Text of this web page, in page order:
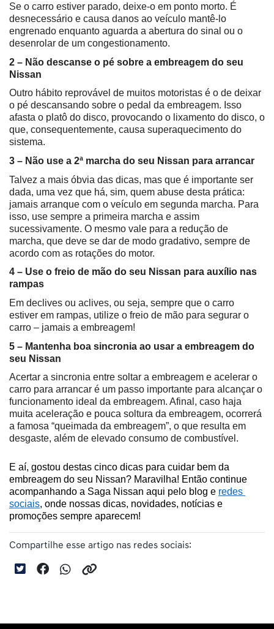
Se o carro estiver parado, deixe-o em ponto morto. É
desnecessário e causa danos ao veículo mantê-lo
engrenado enquanto aguarda a abertura do sinal ou o
desenrolar de um congestionamento.
2 – Não descanse o pé sobre a embreagem do seu
Nissan
Outro hábito reprovável de muitos motoristas é o de deixar
o pé descansando sobre o pedal da embreagem. Isso
afasta o platô do disco, provocando o lixamento do disco, o
que, consequentemente, causa superaquecimento do
sistema.
3 – Não use a 2ª marcha do seu Nissan para arrancar
Talvez a mais óbvia das dicas, mas que é importante ser
dada, uma vez que há, sim, quem abuse desta prática:
jamais arranque com o veículo em segunda marcha. Para
isso, use sempre a primeira marcha e assim
sucessivamente. O mesmo vale para a redução de
marcha, que deve se dar de modo gradativo, sempre de
acordo com as rotações do motor.
4 – Use o freio de mão do seu Nissan para auxílio nas
rampas
Em declives ou aclives, ou seja, sempre que o carro
estiver em rampas, utilize o freio de mão para segurar o
carro – jamais a embreagem!
5 – Mantenha boa sincronia ao usar a embreagem do
seu Nissan
Acertar a sincronia entre soltar a embreagem e acelerar o
carro para arrancar é um passo importante para alcançar o
funcionamento ideal da embreagem. Afinal, caso haja
muita aceleração e pouca soltura da embreagem, ocorrerá
a famosa “queimada da embreagem”, o que resulta em
desgaste, além de elevado consumo de combustível.
E aí, gostou destas cinco dicas para cuidar bem da
embreagem do seu Nissan? Maravilha! Então continue
acompanhando a Saga Nissan aqui pelo blog e redes
sociais, onde nossas dicas, novidades, notícias e
promoções sempre aparecem!
Compartilhe esse artigo nas redes sociais: